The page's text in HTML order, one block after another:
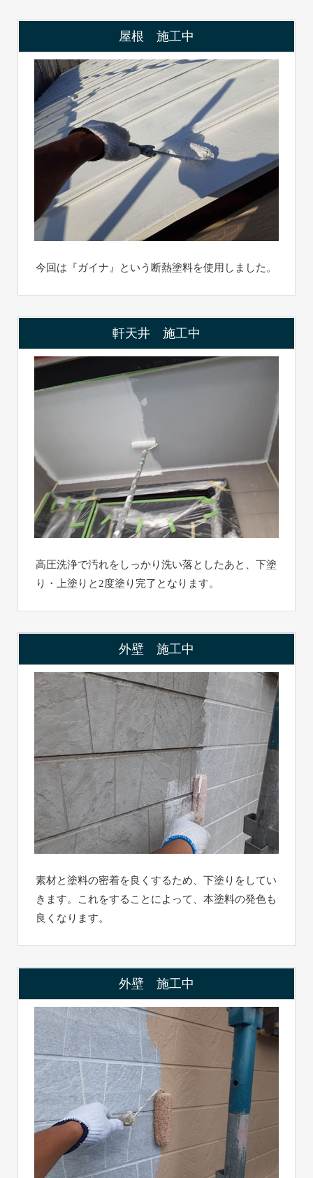
屋根 施工中
今回は『ガイナ』という断熱塗料を使用しました。
軒天井 施工中
高圧洗浄で汚れをしっかり洗い落としたあと、下塗
り・上塗りと2度塗り完了となります。
外壁 施工中
素材と塗料の密着を良くするため、下塗りをしてい
きます。これをすることによって、本塗料の発色も
良くなります。
外壁 施工中